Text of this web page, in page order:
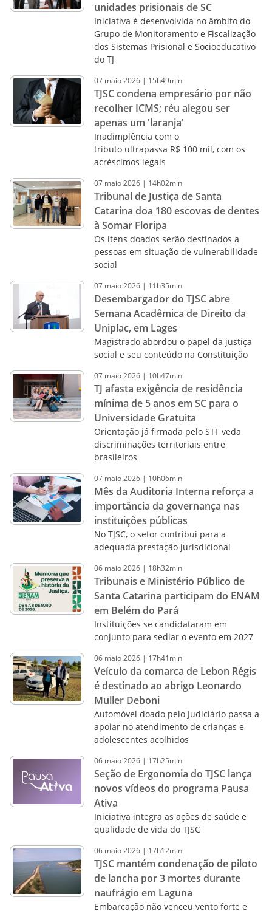
unidades prisionais de SC
Iniciativa é desenvolvida no âmbito do
Grupo de Monitoramento e Fiscalização
dos Sistemas Prisional e Socioeducativo
do TJ
07 maio2026 | 15h49min
TJSC condena empresário por não
recolher ICMS; réu alegou ser
apenas um 'laranja'
Inadimplência com o
tributo ultrapassa R$ 100 mil, com os
acréscimos legais
07 maio2026 | 14h02min
Tribunal de Justiça de Santa
Catarina doa 180 escovas de dentes
à Somar Floripa
Os itens doados serão destinados a
pessoas em situação de vulnerabilidade
social
07 maio2026 | 11h35min
Desembargador do TJSC abre
Semana Acadêmica de Direito da
Uniplac, em Lages
Magistrado abordou o papel da justiça
social e seu conteúdo na Constituição
07 maio2026 | 10h47min
TJ afasta exigência de residência
mínima de 5 anos em SC para o
Universidade Gratuita
Orientação já firmada pelo STF veda
discriminações territoriais entre
brasileiros
07 maio2026 | 10h06min
Mês da Auditoria Interna reforça a
importância da governança nas
instituições públicas
No TJSC, o setor contribui para a
adequada prestação jurisdicional
06 maio2026 | 18h32min
Tribunais e Ministério Público de
Santa Catarina participam do ENAM
em Belém do Pará
Instituições se candidataram em
conjunto para sediar o evento em 2027
06 maio2026 | 17h41min
Veículo da comarca de Lebon Régis
é destinado ao abrigo Leonardo
Muller Deboni
Automóvel doado pelo Judiciário passa a
apoiar no atendimento de crianças e
adolescentes acolhidos
06 maio2026 | 17h25min
Seção de Ergonomia do TJSC lança
novos vídeos do programa Pausa
Ativa
Iniciativa integra as ações de saúde e
qualidade de vida do TJSC
06 maio2026 | 17h12min
TJSC mantém condenação de piloto
de lancha por 3 mortes durante
naufrágio em Laguna
Embarcação não venceu vento forte e